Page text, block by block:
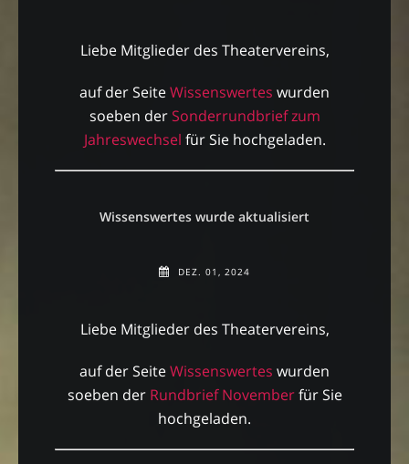
Liebe Mitglieder des Theatervereins,
auf der SeiteWissenswertes wurden
soeben der Sonderrundbrief zum
Jahreswechsel für Sie hochgeladen.
Wissenswertes wurde aktualisiert
DEZ. 01, 2024
Liebe Mitglieder des Theatervereins,
auf der SeiteWissenswertes wurden
soeben der Rundbrief Novemberfür Sie
hochgeladen.